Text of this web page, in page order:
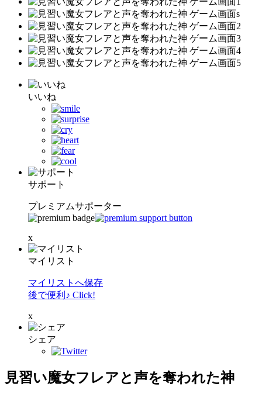
いいね
サポート
プレミアムサポーター
x
マイリスト
マイリストへ保存
後で便利♪ Click!
x
シェア
見習い魔女フレアと声を奪われた神